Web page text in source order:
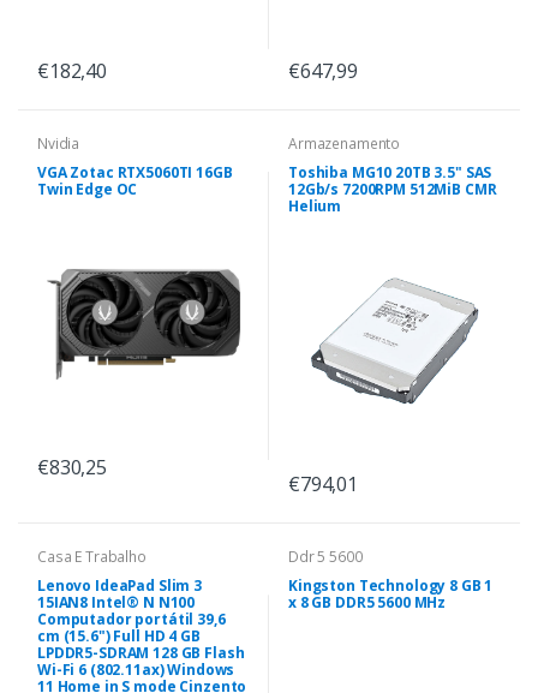
€182,40 €647,99
Nvidia
VGA Zotac RTX5060TI 16GB
Twin Edge OC
€830,25
Armazenamento
Toshiba MG10 20TB 3.5" SAS
12Gb/s 7200RPM 512MiB CMR
Helium
€794,01
Casa E Trabalho
Lenovo IdeaPad Slim 3
15IAN8 Intel® N N100
Computador portátil 39,6
cm (15.6") Full HD 4 GB
LPDDR5-SDRAM 128 GB Flash
Wi-Fi 6 (802.11ax) Windows
11 Home in S mode Cinzento
Ddr 5 5600
Kingston Technology 8 GB 1
x 8 GB DDR5 5600 MHz